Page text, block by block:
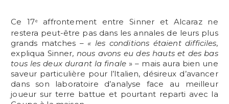
Ce 17eaffrontement entre Sinner et Alcaraz ne
restera peut-être pas dans les annales de leurs plus
grands matches – « les conditions étaient difficiles,
expliqua Sinner, nous avons eu des hauts et des bas
tous les deux durant la finale » – mais aura bien une
saveur particulière pour l’Italien, désireux d’avancer
dans son laboratoire d’analyse face au meilleur
joueur sur terre battue et pourtant reparti avec la